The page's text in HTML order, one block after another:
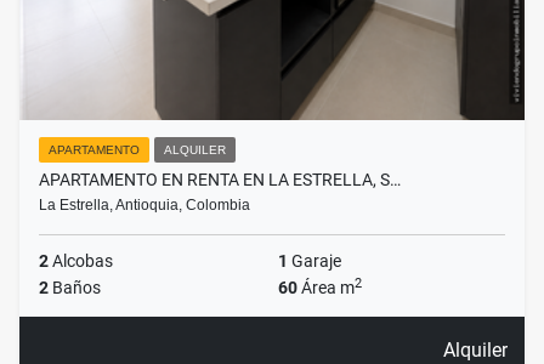
APARTAMENTO ALQUILER
APARTAMENTO EN RENTA EN LA ESTRELLA, S…
La Estrella, Antioquia, Colombia
2Alcobas 1 Garaje
2 Baños 60Área m2
Alquiler